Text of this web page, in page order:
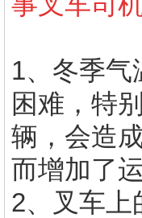
1、冬季
困难，特
辆，会造
而增加了
2、叉车上